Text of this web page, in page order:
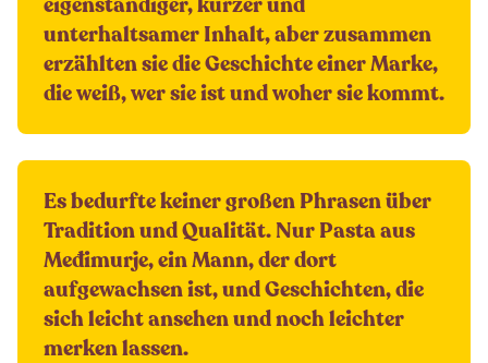
unterhaltsamer Inhalt, aber zusammen
erzählten sie die Geschichte einer Marke,
die weiß, wer sie ist und woher sie kommt.
Es bedurfte keiner großen Phrasen über
Tradition und Qualität. Nur Pasta aus
Međimurje, ein Mann, der dort
aufgewachsen ist, und Geschichten, die
sich leicht ansehen und noch leichter
merken lassen.